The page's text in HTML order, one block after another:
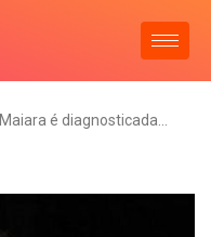
Maiara é diagnosticada…